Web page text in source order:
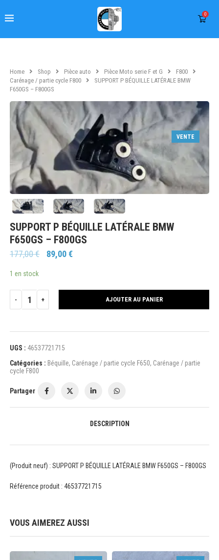
0
Home Shop Pièce auto Pièce Moto serie F et G
F800
Carénage / partie cycle F800
SUPPORT P BÉQUILLE LATÉRALE BMW
F650GS – F800GS
VENTE
SUPPORT P BÉQUILLE LATÉRALE BMW
F650GS – F800GS
177,00€ 89,00€
1 en stock
AJOUTER AU PANIER
UGS : 46537721715
Catégories : Béquille, Carénage / partie cycle F650, Carénage / partie
cycle F800
Partager
DESCRIPTION
(Produit neuf) : SUPPORT P BÉQUILLE LATÉRALE BMW F650GS – F800GS
Référence produit : 46537721715
VOUS AIMEREZ AUSSI